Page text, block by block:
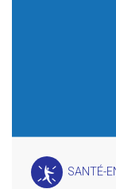
SANTÉ-